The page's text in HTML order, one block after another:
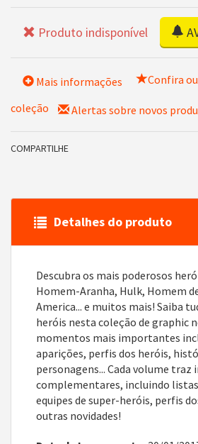
Produto indisponível
Mais informações
Confira
coleção
Alertas sobre novos
COMPARTILHE
Detalhes do produto
Descubra os mais poderosos
Homem-Aranha, Hulk, Homem
America... e muitos mais! Saiba
heróis nesta coleção de graphic
momentos mais importantes
aparições, perfis dos heróis,
personagens... Cada volume traz
complementares, incluindo
equipes de super-heróis, perfis
outras novidades!